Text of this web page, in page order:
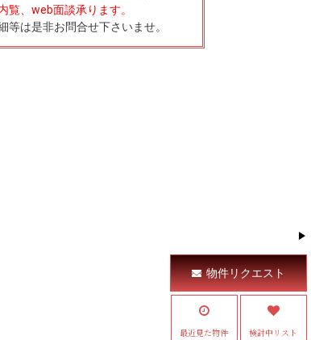
覧、web面談承ります。
等は是非お問合せ下さいませ。
物件リクエスト
最近見た物件 検討中リスト